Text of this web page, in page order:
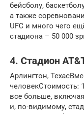
бейсболу,
а также
UFC и много чего
стадиона – 50 000
4. Стадион
Арлингтон,
человекСтоимость:
все больше,
и, по-видимому,